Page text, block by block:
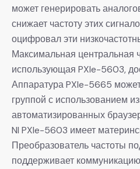
может генерировать
снижает частоту этих
оцифровал эти
Максимальная центральная
использующая PXIe-5603,
Аппаратура PXIe-5665
группой с использованием
автоматизированных
NI PXIe-5603 имеет
Преобразователь частоты
поддерживает